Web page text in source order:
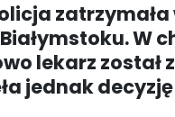
W
lekarz
jednak